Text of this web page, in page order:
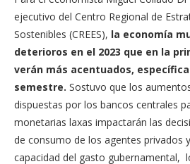
ejecutivo del Centro Regional de
Sostenibles (CREES), la economía
deterioros en el 2023 que en la
verán más acentuados,
semestre. Sostuvo que los
dispuestas por los bancos centrales
monetarias laxas impactarán las
de consumo de los agentes privados
capacidad del gasto gubernamental,